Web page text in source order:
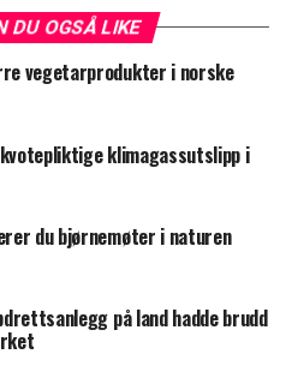
DU OGSÅ LIKE
vegetarprodukter i norske
klimagassutslipp i
du bjørnemøter i naturen
på land hadde brudd